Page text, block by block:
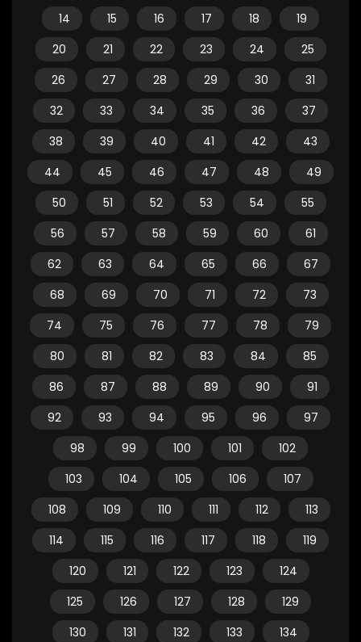
14
15 16 17 18
19
20
21 22 23 24
25
26
27 28 29 30
31
32
33 34 35 36
37
38
39 40 41 42
43
44
45 46 47 48
49
50
51 52 53 54
55
56
57 58 59 60
61
62
63 64 65 66
67
68
69 70 71 72
73
74
75 76 77 78
79
80
81 82 83 84
85
86
87 88 89 90
91
92
93 94 95 96
97
98
99 100 101
102
103
104 105 106
107
108
109 110 111 112
113
114
115 116 117 118
119
120
121 122 123
124
125
126 127 128
129
130
131 132 133
134